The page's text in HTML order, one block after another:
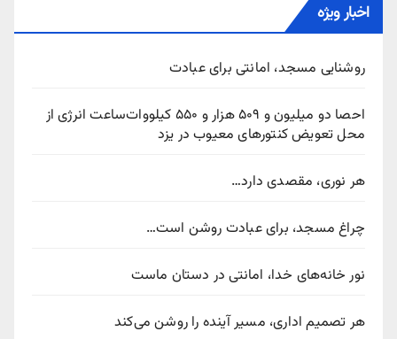
اخبار ویژه
روشنایی مسجد، امانتی برای عبادت
احصا دو میلیون و ۵۰۹ هزار و ۵۵۰ کیلووات‌ساعت انرژی از
محل تعویض کنتورهای معیوب در یزد
هر نوری، مقصدی دارد…
چراغ مسجد، برای عبادت روشن است…
نور خانه‌های خدا، امانتی در دستان ماست
هر تصمیم اداری، مسیر آینده را روشن می‌کند